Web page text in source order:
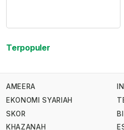
Terpopuler
AMEERA
EKONOMI SYARIAH
SKOR
KHAZANAH